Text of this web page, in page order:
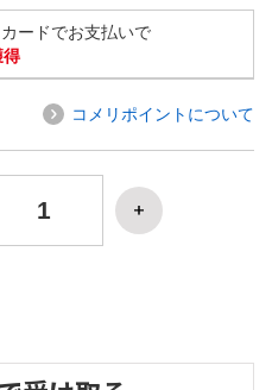
ードでお支払いで
得
コメリポイントについて